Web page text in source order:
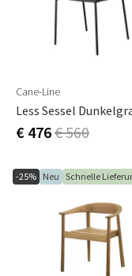
Cane-Line
Less Sessel
€ 476€ 560
-25% Neu Schnelle